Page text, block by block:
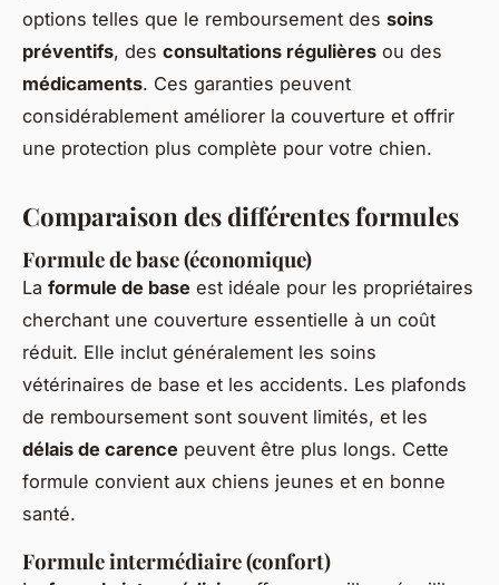
options telles que le remboursement des soins
préventifs, des consultations régulières ou des
médicaments. Ces garanties peuvent
considérablement améliorer la couverture et offrir
une protection plus complète pour votre chien.
Comparaison des différentes formules
Formule de base (économique)
La formule de base est idéale pour les propriétaires
cherchant une couverture essentielle à un coût
réduit. Elle inclut généralement les soins
vétérinaires de base et les accidents. Les plafonds
de remboursement sont souvent limités, et les
délais de carence peuvent être plus longs. Cette
formule convient aux chiens jeunes et en bonne
santé.
Formule intermédiaire (confort)